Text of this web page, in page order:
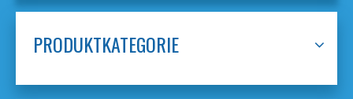
PRODUKTKATEGORIE